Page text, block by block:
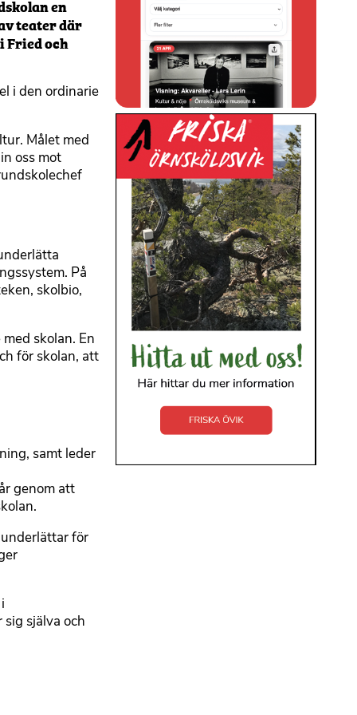
en
teater där
Fried och
i den ordinarie
Målet med
oss mot
På
skolbio,
skolan. En
för skolan, att
samt leder
genom att
för
själva och